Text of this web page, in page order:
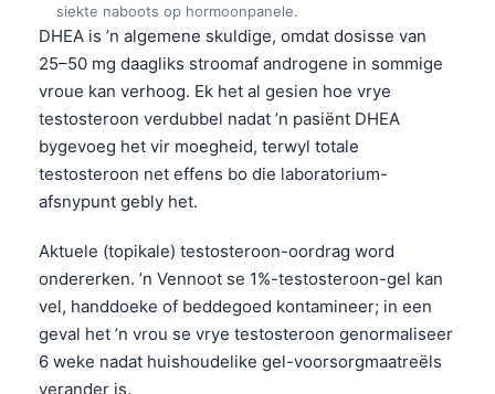
siekte naboots op hormoonpanele.
DHEA is ’n algemene skuldige, omdat dosisse van
25–50 mg daagliks stroomaf androgene in sommige
vroue kan verhoog. Ek het al gesien hoe vrye
testosteroon verdubbel nadat ’n pasiënt DHEA
bygevoeg het vir moegheid, terwyl totale
testosteroon net effens bo die laboratorium-
afsnypunt gebly het.
Aktuele (topikale) testosteroon-oordrag word
ondererken. ’n Vennoot se 1%-testosteroon-gel kan
vel, handdoeke of beddegoed kontamineer; in een
geval het ’n vrou se vrye testosteroon genormaliseer
6 weke nadat huishoudelike gel-voorsorgmaatreëls
verander is.
Ślōnskŏ gŏdka
Norsk bokmål